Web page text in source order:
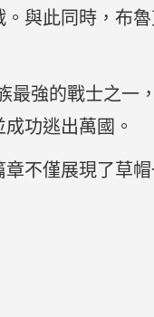
與此同時，布
最強的戰士之一
功逃出萬國。
不僅展現了草